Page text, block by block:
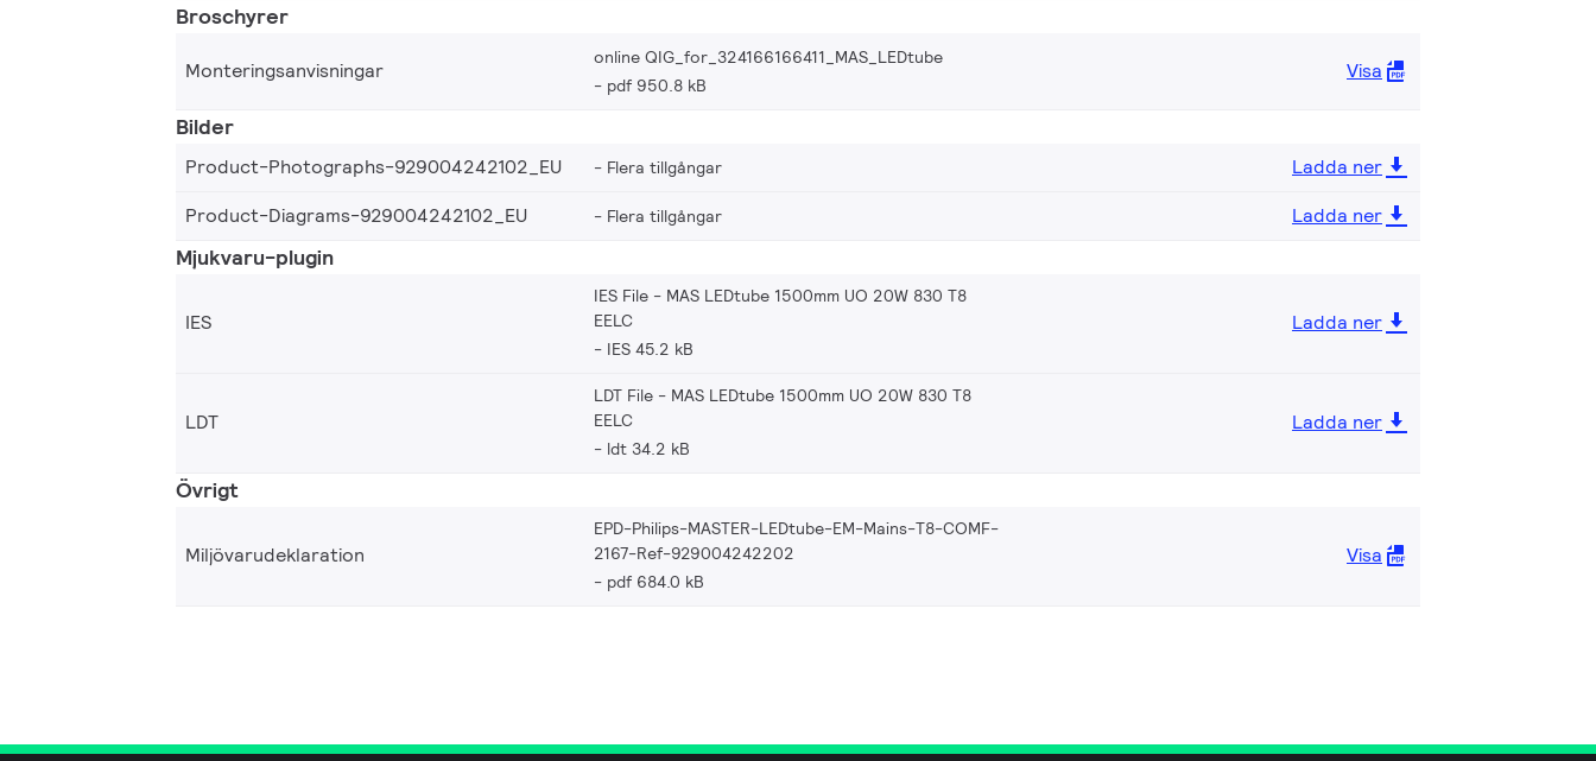
Broschyrer
Monteringsanvisningar
online QIG_for_324166166411_MAS_LEDtube
pdf 950.8 kB
Visa
Bilder
Product-Photographs-929004242102_EU Flera tillgångar
Ladda ner
Product-Diagrams-929004242102_EU
Flera tillgångar Ladda ner
Mjukvaru-plugin
IES
IES File - MAS LEDtube 1500mm UO 20W 830 T8
EELC
IES 45.2 kB
Ladda ner
LDT
LDT File - MAS LEDtube 1500mm UO 20W 830 T8
EELC
ldt 34.2 kB
Ladda ner
Övrigt
Miljövarudeklaration
EPD-Philips-MASTER-LEDtube-EM-Mains-T8-COMF-
2167-Ref-929004242202
pdf 684.0 kB
Visa